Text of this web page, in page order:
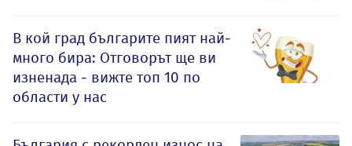
В кой град българите пият най-
много бира: Отговорът ще ви
изненада - вижте топ 10 по
области у нас